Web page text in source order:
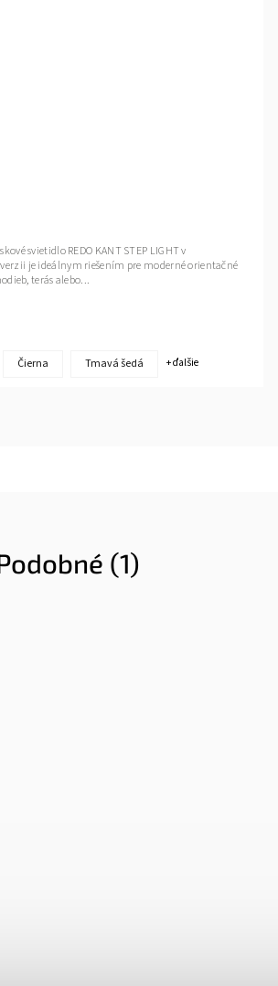
svietidlo REDO KANT STEP LIGHT v
je ideálnym riešením pre moderné orientačné
terás alebo...
Čierna Tmavá šedá + ďalšie
(1)